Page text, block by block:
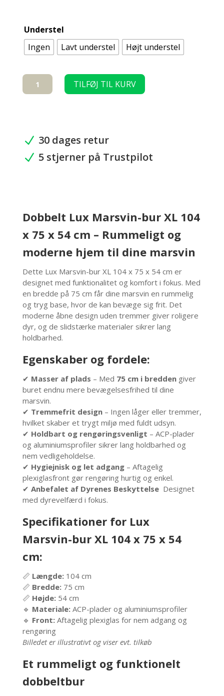
Understel
Ingen
Lavt understel Højt understel
Dobbelt
Lux
104
x
75
TILFØJ TIL KURV
N 30 dages retur
N 5 stjerner på Trustpilot
Dobbelt Lux Marsvin-bur XL 104
x 75 x 54 cm – Rummeligt og
moderne hjem til dine marsvin
Dette Lux Marsvin-bur XL 104 x 75 x 54 cm er
designet med funktionalitet og komfort i fokus. Med
en bredde på 75 cm får dine marsvin en rummelig
og tryg base, hvor de kan bevæge sig frit. Det
moderne åbne design uden tremmer giver roligere
dyr, og de slidstærke materialer sikrer lang
holdbarhed.
Egenskaber og fordele:
✔ Masser af plads – Med 75 cm i breddengiver
buret endnu mere bevægelsesfrihed til dine
marsvin.
✔ Tremmefrit design– Ingen låger eller tremmer,
hvilket skaber et trygt miljø med fuldt udsyn.
✔ Holdbart og rengøringsvenligt – ACP-plader
og aluminiumsprofiler sikrer lang holdbarhed og
nem vedligeholdelse.
✔ Hygiejnisk og let adgang– Aftagelig
plexiglasfront gør rengøring hurtig og enkel.
✔ Anbefalet af Dyrenes BeskyttelseDesignet
med dyrevelfærd i fokus.
Specifikationer for Lux
Marsvin-bur XL 104 x 75 x 54
cm:
📏 Længde:104 cm
📏 Bredde:75 cm
📏 Højde:54 cm
🔹 Materiale:ACP-plader og aluminiumsprofiler
🔹 Front:Aftagelig plexiglas for nem adgang og
rengøring
Billedet er illustrativt og viser evt. tilkøb
Et rummeligt og funktionelt
dobbeltbur